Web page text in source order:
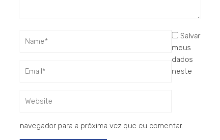
Salvar
meus
dados
neste
navegador para a próxima vez que eu comentar.